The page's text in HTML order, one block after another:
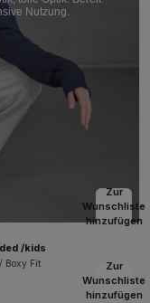
Nutzung.
Zur
Wunschliste
hinzufügen
/kids
Boxy Fit
Zur
Wunschliste
hinzufügen